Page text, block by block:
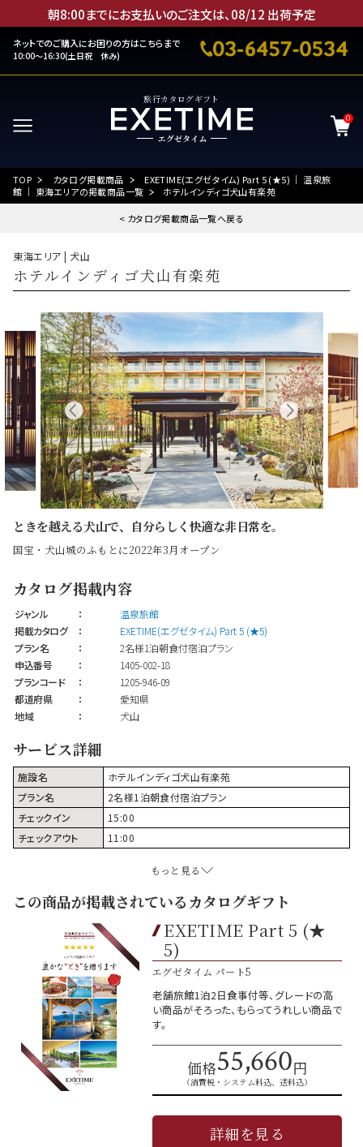
朝8:00までにお支払いのご注文は、08/12 出荷予定
ネットでのご購入にお困りの方はこちらまで
10:00～16:30(土日祝 休み)
旅行カタログギフト
0
TOP カタログ掲載商品
EXETIME(エグゼタイム) Part 5 (★5) ｜ 温泉旅
館 ｜ 東海エリアの掲載商品一覧
ホテルインディゴ犬山有楽苑
< カタログ掲載商品一覧へ戻る
東海エリア | 犬山
ホテルインディゴ犬山有楽苑
ときを越える犬山で、自分らしく快適な非日常を。
国宝・犬山城のふもとに2022年3月オープン
カタログ掲載内容
ジャンル ：
温泉旅館
掲載カタログ
：
EXETIME(エグゼタイム) Part 5 (★5)
プラン名
：
2名様1泊朝食付宿泊プラン
申込番号
：
1405-002-18
プランコード
：
1205-946-09
都道府県
：
愛知県
地域
： 犬山
サービス詳細
施設名
ホテルインディゴ犬山有楽苑
プラン名
2名様1泊朝食付宿泊プラン
チェックイン
15:00
チェックアウト
11:00
もっと見る
この商品が掲載されているカタログギフト
EXETIME Part 5 (★
5)
エグゼタイム パート5
老舗旅館1泊2日食事付等、グレードの高
い商品がそろった、もらってうれしい商品で
す。
価格55,660円
（消費税・システム料込、送料込）
詳細を見る